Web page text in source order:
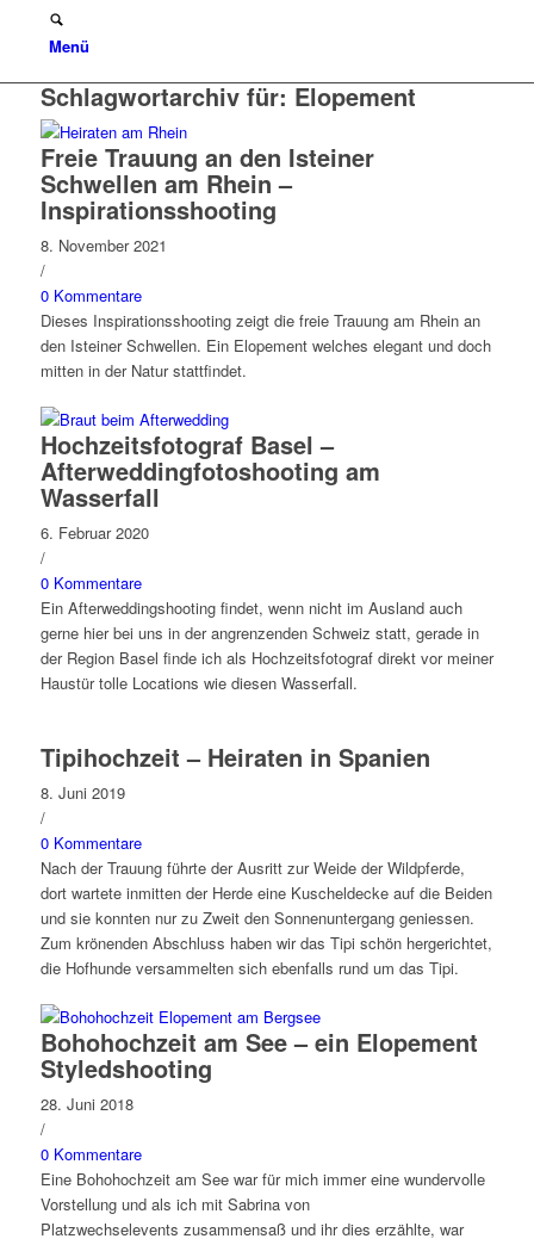
Menü
Schlagwortarchiv für: Elopement
Freie Trauung an den Isteiner
Schwellen am Rhein –
Inspirationsshooting
8. November 2021
/
0 Kommentare
Dieses Inspirationsshooting zeigt die freie Trauung am Rhein an
den Isteiner Schwellen. Ein Elopement welches elegant und doch
mitten in der Natur stattfindet.
Hochzeitsfotograf Basel –
Afterweddingfotoshooting am
Wasserfall
6. Februar 2020
/
0 Kommentare
Ein Afterweddingshooting findet, wenn nicht im Ausland auch
gerne hier bei uns in der angrenzenden Schweiz statt, gerade in
der Region Basel finde ich als Hochzeitsfotograf direkt vor meiner
Haustür tolle Locations wie diesen Wasserfall.
Tipihochzeit – Heiraten in Spanien
8. Juni 2019
/
0 Kommentare
Nach der Trauung führte der Ausritt zur Weide der Wildpferde,
dort wartete inmitten der Herde eine Kuscheldecke auf die Beiden
und sie konnten nur zu Zweit den Sonnenuntergang geniessen.
Zum krönenden Abschluss haben wir das Tipi schön hergerichtet,
die Hofhunde versammelten sich ebenfalls rund um das Tipi.
Bohohochzeit am See – ein Elopement
Styledshooting
28. Juni 2018
/
0 Kommentare
Eine Bohohochzeit am See war für mich immer eine wundervolle
Vorstellung und als ich mit Sabrina von
Platzwechselevents zusammensaß und ihr dies erzählte, war